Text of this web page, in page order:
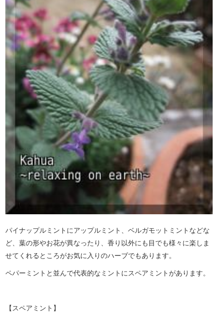
パイナップルミントにアップルミント、ベルガモットミントなどな
ど、葉の形やお花が異なったり、香り以外にも目でも様々に楽しま
せてくれるところがお気に入りのハーブでもあります。
ペパーミントと並んで代表的なミントにスペアミントがあります。
【スペアミント】